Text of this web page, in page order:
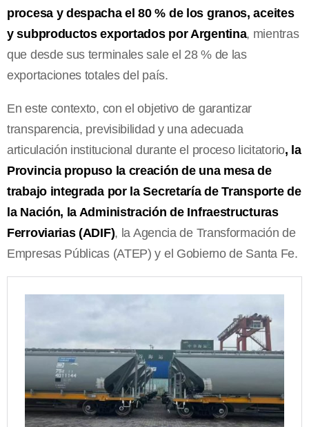
procesa y despacha el 80 % de los granos, aceites
y subproductos exportados por Argentina, mientras
que desde sus terminales sale el 28 % de las
exportaciones totales del país.
En este contexto, con el objetivo de garantizar
transparencia, previsibilidad y una adecuada
articulación institucional durante el proceso licitatorio, la
Provincia propuso la creación de una mesa de
trabajo integrada por la Secretaría de Transporte de
la Nación, la Administración de Infraestructuras
Ferroviarias (ADIF), la Agencia de Transformación de
Empresas Públicas (ATEP) y el Gobierno de Santa Fe.